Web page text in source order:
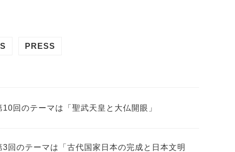
PRESS
回のテーマは「聖武天皇と大仏開眼」
回のテーマは「古代国家日本の完成と日本文明